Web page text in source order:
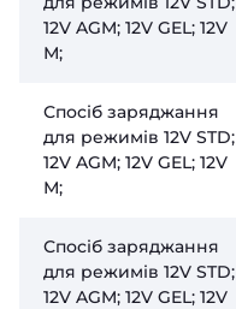
12V AGM; 12V GEL; 12V
М;
Спосіб заряджання
для режимів 12V STD;
12V AGM; 12V GEL; 12V
М;
Спосіб заряджання
для режимів 12V STD;
12V AGM; 12V GEL; 12V